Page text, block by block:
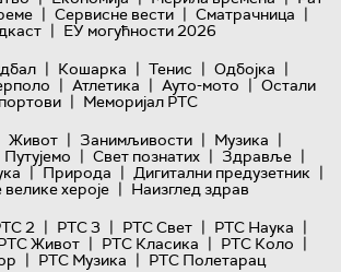
| Сервисне вести | Сматрачница |
| ЕУ могућности 2026
| Кошарка | Тенис | Одбојка |
| Атлетика | Ауто-мото | Остали
| Меморијал РТС
Живот | Занимљивости | Музика |
Путујемо | Свет познатих | Здравље |
| Природа | Дигитални предузетник |
хероје | Наизглед здрав
2 | РТС 3 | РТС Свет | РТС Наука |
Живот | РТС Класика | РТС Коло |
| РТС Музика | РТС Полетарац